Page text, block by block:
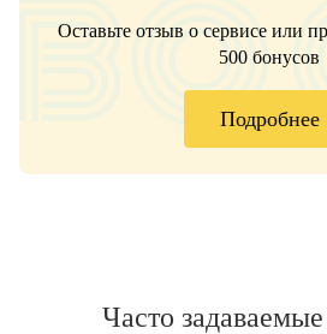
Оставьте отзыв о сервисе или
500 бонусов
Подробнее
Часто